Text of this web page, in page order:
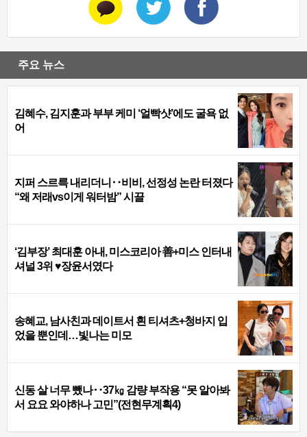
주요 뉴스
김혜수, 김지훈과 부부 케미 ‘얼빡샷’에도 굴욕 없
어
지퍼 스르륵 내리더니‥비비, 선정성 논란 터졌다
“왜 저래vs이게 워터밤” 시끌
‘김부장’ 최대훈 아내, 미스코리아 善+미스 인터내
셔널 3위 ♥장윤서였다
송혜교, 남사친과 데이트서 흰 티셔츠+청바지 입
었을 뿐인데…빛나는 미모
신동 살 너무 뺐나‥37㎏ 감량 부작용 “못 알아봐
서 요요 와야하나 고민”(전현무계획4)